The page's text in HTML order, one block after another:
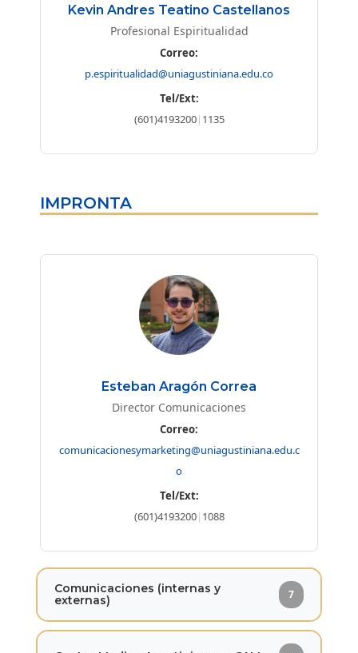
Kevin Andres Teatino Castellanos
Profesional Espiritualidad
Correo:
p.espiritualidad@uniagustiniana.edu.co
Tel/Ext:
(601)4193200| 1135
IMPRONTA
Esteban Aragón Correa
Director Comunicaciones
Correo:
comunicacionesymarketing@uniagustiniana.edu.c
o
Tel/Ext:
(601)4193200| 1088
Comunicaciones (internas y
externas)
7